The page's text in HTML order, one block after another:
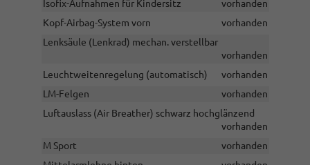
Isofix-Aufnahmen für Kindersitz
vorhanden
Kopf-Airbag-System vorn
vorhanden
Lenksäule (Lenkrad) mechan. verstellbar
vorhanden
Leuchtweitenregelung (automatisch)
vorhanden
LM-Felgen
vorhanden
Luftauslass (Air Breather) schwarz hochglänzend
vorhanden
M Sport
vorhanden